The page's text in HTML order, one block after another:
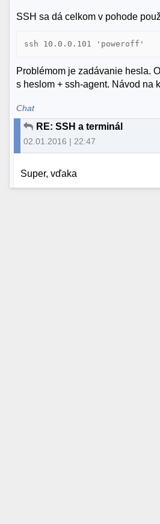
SSH sa dá celkom v pohode
ssh 10.0.0.101 'poweroff'
Problémom je zadávanie hesla.
s heslom + ssh-agent. Návod na
Chat
RE: SSH a terminál
02.01.2016 | 22:47
Super, vďaka